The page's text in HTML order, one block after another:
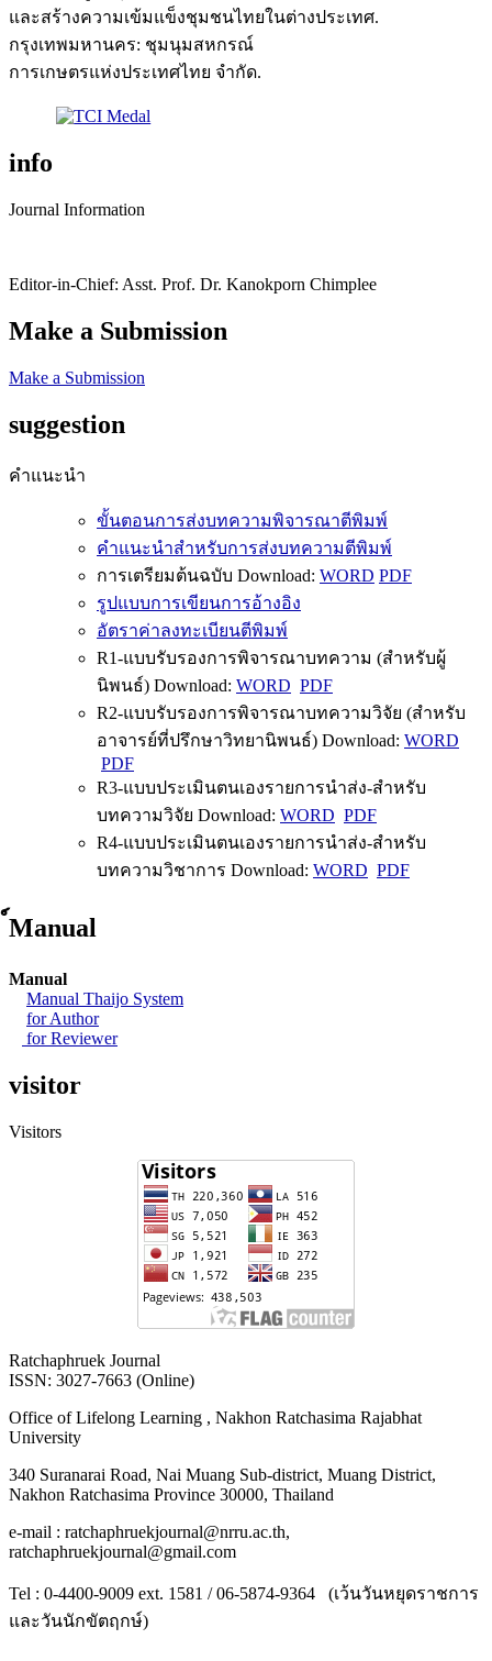
และสร้างความเข้มแข็งชุมชนไทยในต่างประเทศ.
กรุงเทพมหานคร: ชุมนุมสหกรณ์
การเกษตรแห่งประเทศไทย จำกัด.
info
Journal Information
Editor-in-Chief: Asst. Prof. Dr. Kanokporn Chimplee
Make a Submission
Make a Submission
suggestion
คำแนะนำ
ขั้นตอนการส่งบทความพิจารณาตีพิมพ์
คำแนะนำสำหรับการส่งบทความตีพิมพ์
การเตรียมต้นฉบับ Download: WORD PDF
รูปแบบการเขียนการอ้างอิง
อัตราค่าลงทะเบียนตีพิมพ์
R1-แบบรับรองการพิจารณาบทความ (สำหรับผู้
นิพนธ์) Download: WORD PDF
R2-แบบรับรองการพิจารณาบทความวิจัย (สำหรับ
อาจารย์ที่ปรึกษาวิทยานิพนธ์) Download: WORD
PDF
R3-แบบประเมินตนเองรายการนำส่ง-สำหรับ
บทความวิจัย Download: WORD PDF
R4-แบบประเมินตนเองรายการนำส่ง-สำหรับ
บทความวิชาการ Download: WORD PDF
์Manual
Manual
Manual Thaijo System
for Author
for Reviewer
visitor
Visitors
Ratchaphruek Journal
ISSN: 3027-7663 (Online)
Office of Lifelong Learning , Nakhon Ratchasima Rajabhat
University
340 Suranarai Road, Nai Muang Sub-district, Muang District,
Nakhon Ratchasima Province 30000, Thailand
e-mail : ratchaphruekjournal@nrru.ac.th,
ratchaphruekjournal@gmail.com
Tel : 0-4400-9009 ext. 1581 / 06-5874-9364 (เว้นวันหยุดราชการ
และวันนักขัตฤกษ์)